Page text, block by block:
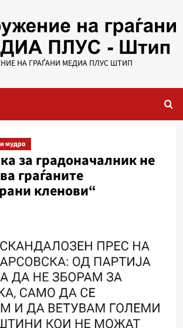
НА ГРАЃАНИ МЕДИА ПЛУС ШТИП
мудро
за градоначалник не
граѓаните
кленови“